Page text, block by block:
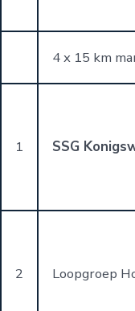
4 x 15 km
1 SSG
2 Loopgroep